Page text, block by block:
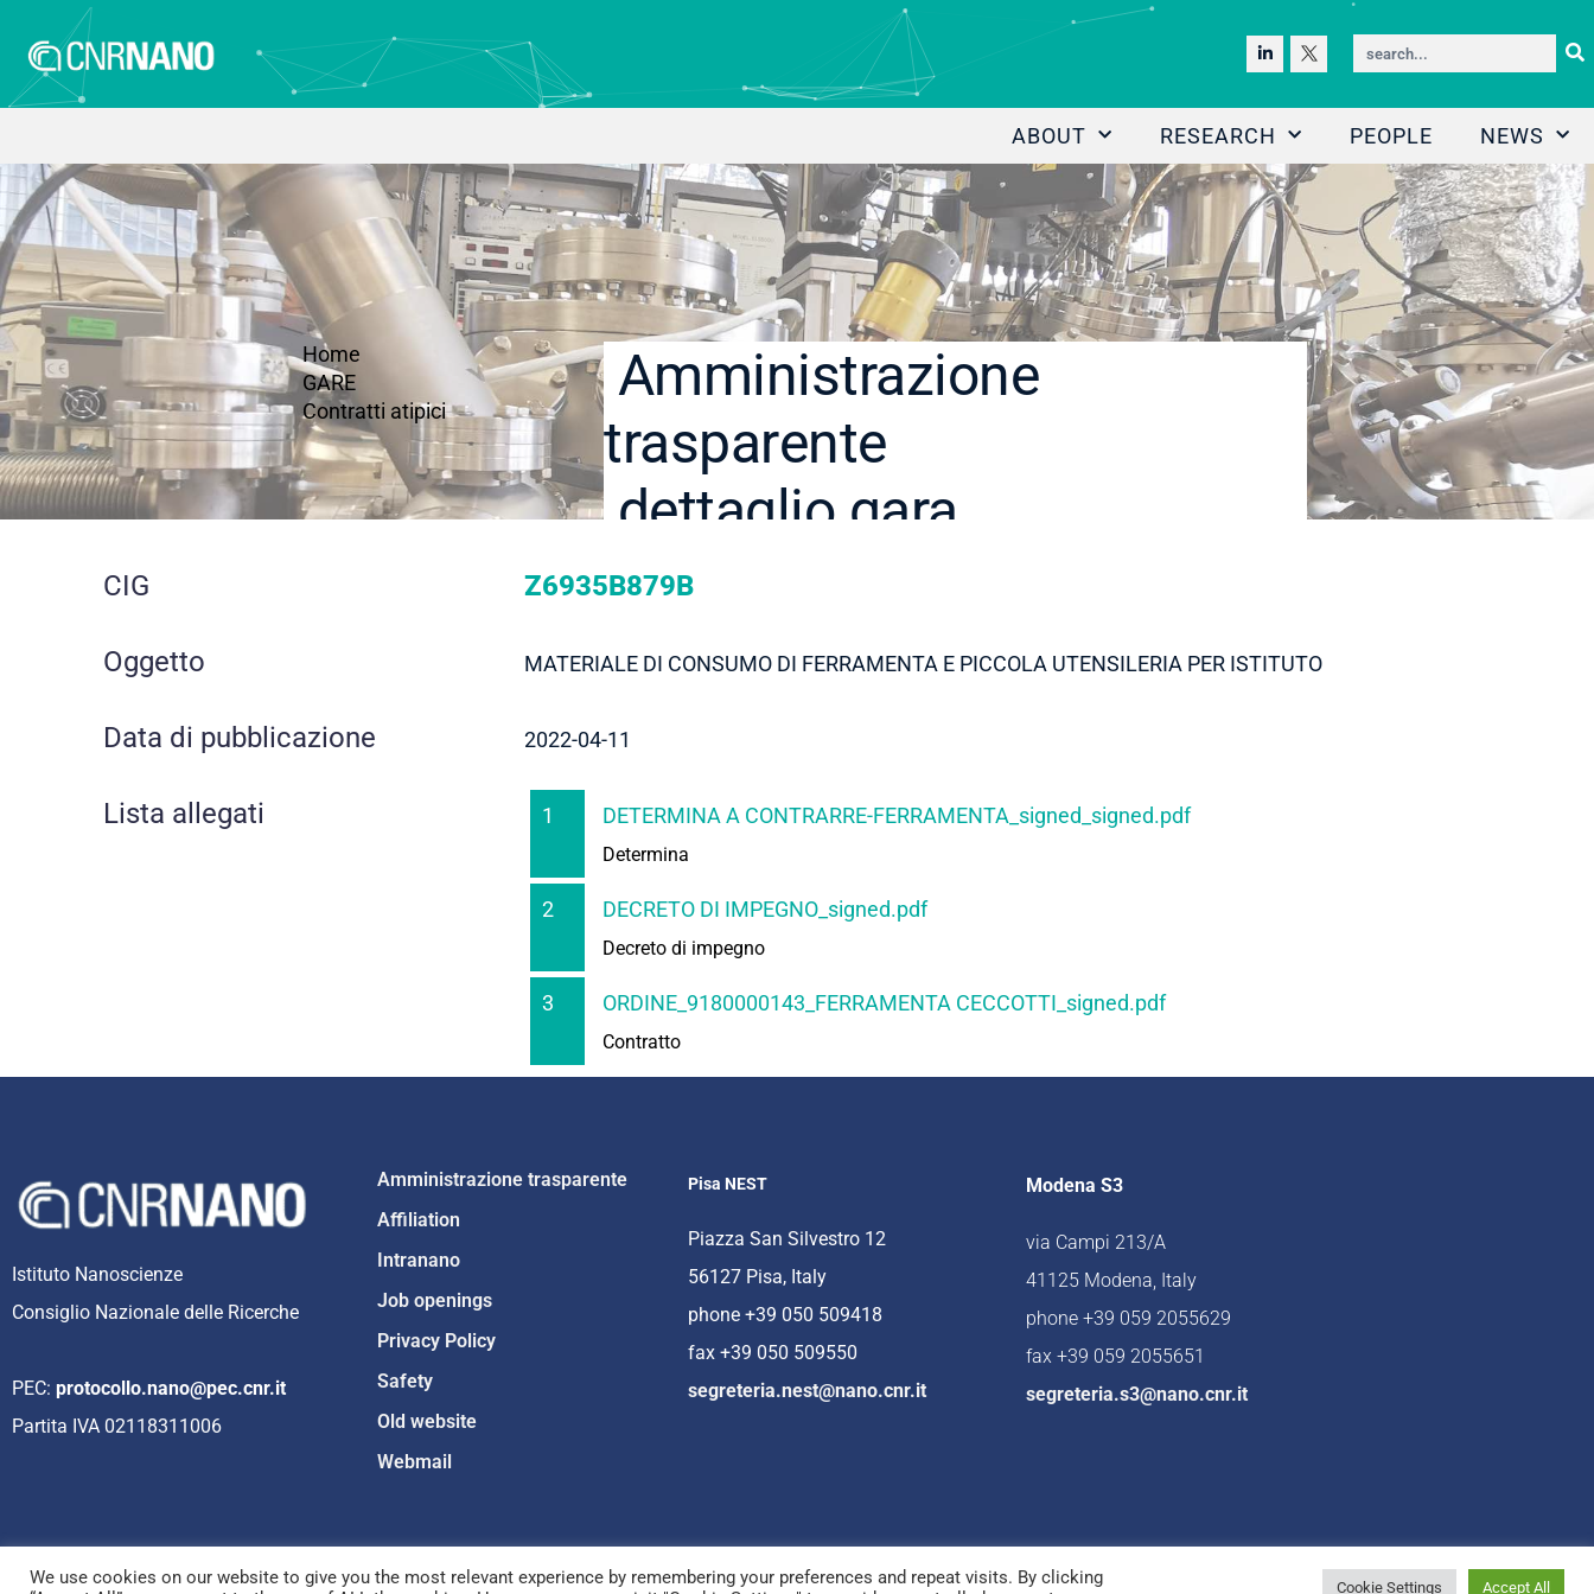
ABOUT RESEARCH PEOPLE NEWS
Home
GARE
Contratti atipici
Amministrazione
trasparente
dettaglio gara
CIG Z6935B879B
Oggetto MATERIALE DI CONSUMO DI FERRAMENTA E PICCOLA UTENSILERIA PER ISTITUTO
Data di pubblicazione 2022-04-11
Lista allegati 1 DETERMINA A CONTRARRE-FERRAMENTA_signed_signed.pdf
Determina
2 DECRETO DI IMPEGNO_signed.pdf
Decreto di impegno
3 ORDINE_9180000143_FERRAMENTA CECCOTTI_signed.pdf
Contratto
Istituto Nanoscienze
Consiglio Nazionale delle Ricerche
PEC: protocollo.nano@pec.cnr.it
Partita IVA 02118311006
Amministrazione trasparente
Affiliation
Intranano
Job openings
Privacy Policy
Safety
Old website
Webmail
Pisa NEST
Piazza San Silvestro 12
56127 Pisa, Italy
phone +39 050 509418
fax +39 050 509550
segreteria.nest@nano.cnr.it
Modena S3
via Campi 213/A
41125 Modena, Italy
phone +39 059 2055629
fax +39 059 2055651
segreteria.s3@nano.cnr.it
We use cookies on our website to give you the most relevant experience by remembering your preferences and repeat visits. By clicking
Cookie Settings Accept All